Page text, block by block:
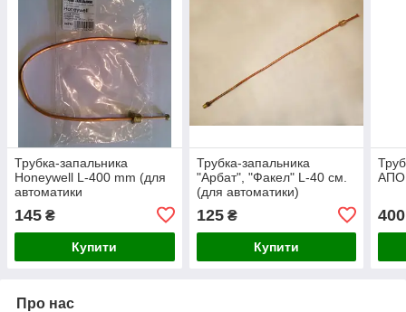
Трубка-запальника
Honeywell L-400 mm (для
автоматики
145 ₴
Купити
Трубка-запальника
"Арбат", "Факел" L-40 см.
(для автоматики)
125₴
Купити
400
Про нас